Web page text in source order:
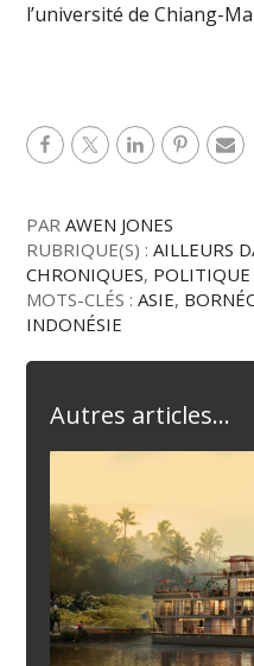
l’université de Chiang-
PARAWEN JONES
RUBRIQUE(S) :AILLEURS
CHRONIQUES, POLITIQUE
MOTS-CLÉS :ASIE,
INDONÉSIE
Autres articles...